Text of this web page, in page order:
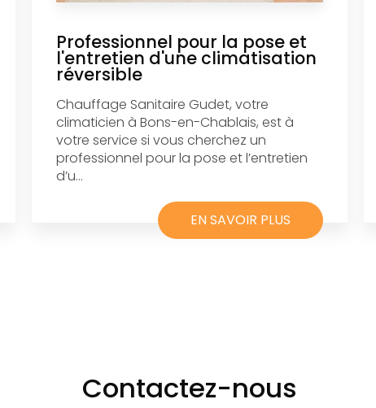
Professionnel pour la pose et
l'entretien d'une climatisation
réversible
Chauffage Sanitaire Gudet, votre
climaticien à Bons-en-Chablais, est à
votre service si vous cherchez un
professionnel pour la pose et l’entretien
d’u...
EN SAVOIR PLUS
Contactez-nous